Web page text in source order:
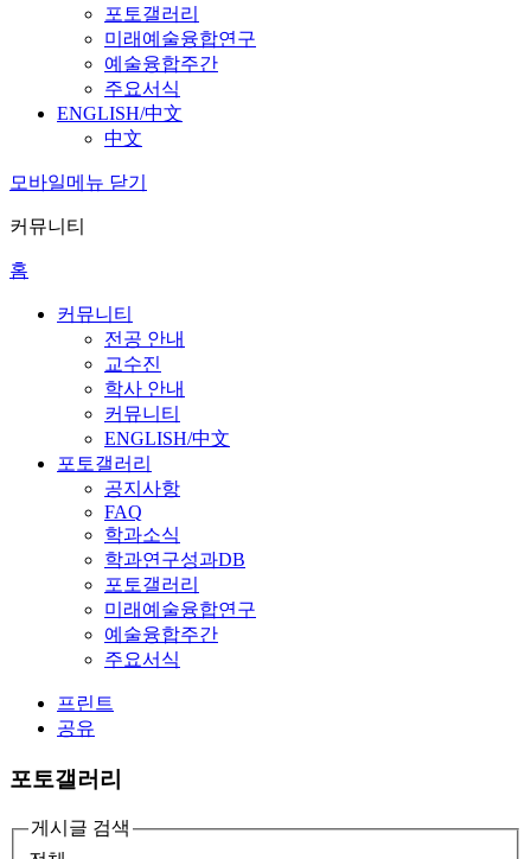
포토갤러리
미래예술융합연구
예술융합주간
주요서식
ENGLISH/中文
中文
모바일메뉴 닫기
커뮤니티
홈
커뮤니티
전공 안내
교수진
학사 안내
커뮤니티
ENGLISH/中文
포토갤러리
공지사항
FAQ
학과소식
학과연구성과DB
포토갤러리
미래예술융합연구
예술융합주간
주요서식
프린트
공유
포토갤러리
게시글 검색